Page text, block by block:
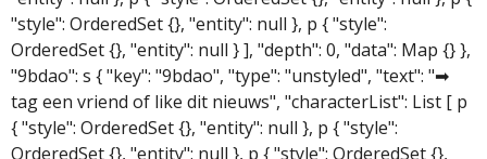
"style": OrderedSet {}, "entity": null }, p { "style":
OrderedSet {}, "entity": null } ], "depth": 0, "data": Map {} },
"9bdao": s { "key": "9bdao", "type": "unstyled", "text": "➡
tag een vriend of like dit nieuws", "characterList": List [ p
{ "style": OrderedSet {}, "entity": null }, p { "style":
OrderedSet {}, "entity": null }, p { "style": OrderedSet {},